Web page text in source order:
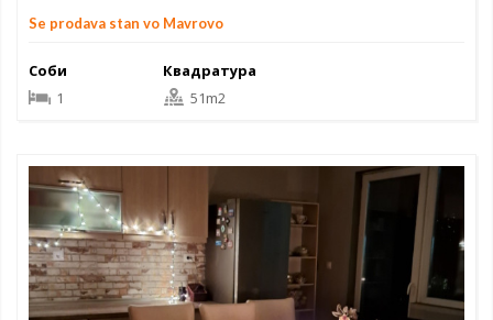
Se prodava stan vo Mavrovo
Соби
1
Квадратура
51m2